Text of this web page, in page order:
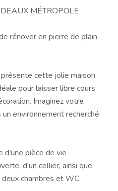
MÉTROPOLE
rénover en pierre de plain-
cette jolie maison
pour laisser libre cours
Imaginez votre
environnement recherché
d'une pièce de vie
d'un cellier, ainsi que
chambres et WC